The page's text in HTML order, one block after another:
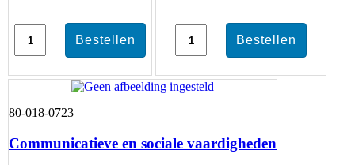
80-018-0723
Communicatieve en sociale vaardigheden